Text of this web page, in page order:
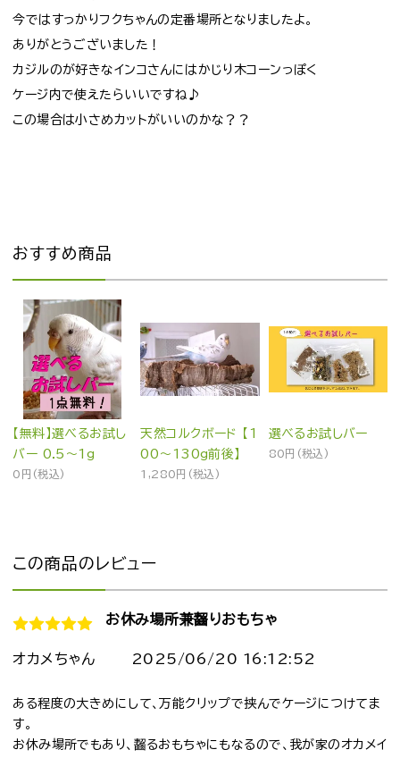
今ではすっかりフクちゃんの定番場所となりましたよ。
ありがとうございました！
カジルのが好きなインコさんにはかじり木コーンっぽく
ケージ内で使えたらいいですね♪
この場合は小さめカットがいいのかな？？
おすすめ商品
【無料】選べるお試し
バー 0.5～1g
0円(税込)
天然コルクボード 【1
00～130g前後】
1,280円(税込)
選べるお試しバー
80円(税込)
この商品のレビュー
お休み場所兼齧りおもちゃ
オカメちゃん 2025/06/20 16:12:52
ある程度の大きめにして、万能クリップで挟んでケージにつけてま
す。
お休み場所でもあり、齧るおもちゃにもなるので、我が家のオカメイ